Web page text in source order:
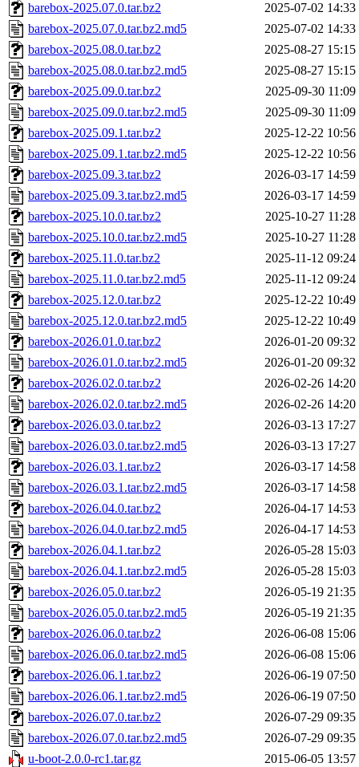
barebox-2025.07.0.tar.bz2
2025-07-02 14:33
barebox-2025.07.0.tar.bz2.md5
2025-07-02 14:33
barebox-2025.08.0.tar.bz2
2025-08-27 15:15
barebox-2025.08.0.tar.bz2.md5
2025-08-27 15:15
barebox-2025.09.0.tar.bz2
2025-09-30 11:09
barebox-2025.09.0.tar.bz2.md5
2025-09-30 11:09
barebox-2025.09.1.tar.bz2
2025-12-22 10:56
barebox-2025.09.1.tar.bz2.md5
2025-12-22 10:56
barebox-2025.09.3.tar.bz2
2026-03-17 14:59
barebox-2025.09.3.tar.bz2.md5
2026-03-17 14:59
barebox-2025.10.0.tar.bz2
2025-10-27 11:28
barebox-2025.10.0.tar.bz2.md5
2025-10-27 11:28
barebox-2025.11.0.tar.bz2
2025-11-12 09:24
barebox-2025.11.0.tar.bz2.md5
2025-11-12 09:24
barebox-2025.12.0.tar.bz2
2025-12-22 10:49
barebox-2025.12.0.tar.bz2.md5
2025-12-22 10:49
barebox-2026.01.0.tar.bz2
2026-01-20 09:32
barebox-2026.01.0.tar.bz2.md5
2026-01-20 09:32
barebox-2026.02.0.tar.bz2
2026-02-26 14:20
barebox-2026.02.0.tar.bz2.md5
2026-02-26 14:20
barebox-2026.03.0.tar.bz2
2026-03-13 17:27
barebox-2026.03.0.tar.bz2.md5
2026-03-13 17:27
barebox-2026.03.1.tar.bz2
2026-03-17 14:58
barebox-2026.03.1.tar.bz2.md5
2026-03-17 14:58
barebox-2026.04.0.tar.bz2
2026-04-17 14:53
barebox-2026.04.0.tar.bz2.md5
2026-04-17 14:53
barebox-2026.04.1.tar.bz2
2026-05-28 15:03
barebox-2026.04.1.tar.bz2.md5
2026-05-28 15:03
barebox-2026.05.0.tar.bz2
2026-05-19 21:35
barebox-2026.05.0.tar.bz2.md5
2026-05-19 21:35
barebox-2026.06.0.tar.bz2
2026-06-08 15:06
barebox-2026.06.0.tar.bz2.md5
2026-06-08 15:06
barebox-2026.06.1.tar.bz2
2026-06-19 07:50
barebox-2026.06.1.tar.bz2.md5
2026-06-19 07:50
barebox-2026.07.0.tar.bz2
2026-07-29 09:35
barebox-2026.07.0.tar.bz2.md5
2026-07-29 09:35
u-boot-2.0.0-rc1.tar.gz
2015-06-05 13:57